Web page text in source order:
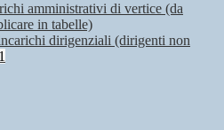
amministrativi di vertice (da
in tabelle)
dirigenziali (dirigenti non